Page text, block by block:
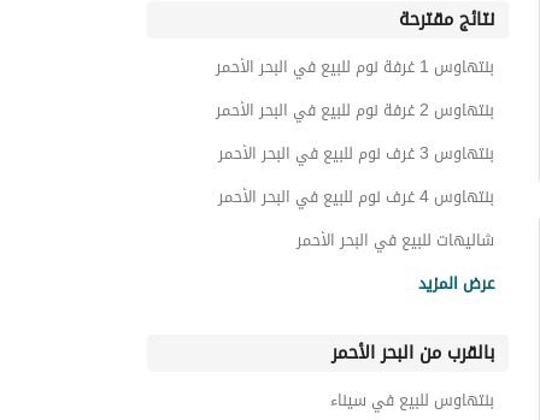
نتائج مقترحة
بنتهاوس 1 غرفة نوم للبيع في البحر الأحمر
بنتهاوس 2 غرفة نوم للبيع في البحر الأحمر
بنتهاوس 3 غرف نوم للبيع في البحر الأحمر
بنتهاوس 4 غرف نوم للبيع في البحر الأحمر
شاليهات للبيع في البحر الأحمر
توين هاوس للبيع في البحر الأحمر
تاون هاوس للبيع في البحر الأحمر
عرض المزيد
بالقرب من البحر الأحمر
بنتهاوس للبيع في سيناء